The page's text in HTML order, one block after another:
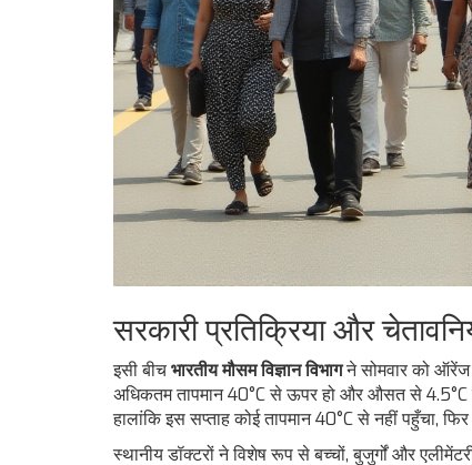
सरकारी प्रतिक्रिया और
इसी बीचभारतीय मौसम विज्ञान विभागने सोमवार को ऑरेंज
अधिकतम तापमान 40°C से ऊपर हो और औसत से 4.5°C
हालांकि इस सप्ताह कोई तापमान 40°C से नहीं पहुँचा,
स्थानीय डॉक्टरों ने विशेष रूप से बच्चों, बुजुर्गों और